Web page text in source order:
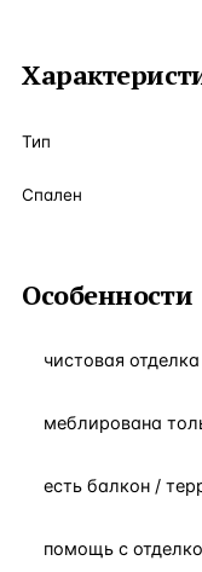
Тип
Спален
Особенности
чистовая отделка
меблирована
есть балкон /
помощь с